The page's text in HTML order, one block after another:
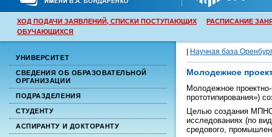
ХОД ПОДАЧИ ЗАЯВЛЕНИЙ, СПИСКИ ПОСТУПАЮЩИХ
РАСПИСАНИЕ
ОБУЧАЮЩИХСЯ
УНИВЕРСИТЕТ
СВЕДЕНИЯ ОБ ОБРАЗОВАТЕЛЬНОЙ
ОРГАНИЗАЦИИ
ПОДРАЗДЕЛЕНИЯ
СТУДЕНТУ
АСПИРАНТУ И ДОКТОРАНТУ
Научная база
Молодежное
Молодежное
прототипирования»)
Целью создания МПНО
исследованиях (по
средового,